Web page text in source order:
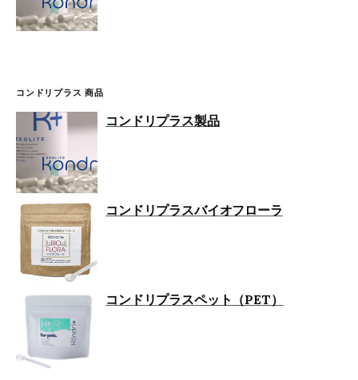
コンドリプラス 商品
コンドリプラス製品
コンドリプラスバイオフローラ
コンドリプラスペット（PET）